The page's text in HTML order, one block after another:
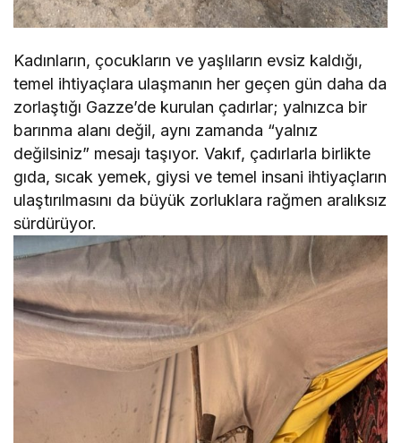
Kadınların, çocukların ve yaşlıların evsiz kaldığı,
temel ihtiyaçlara ulaşmanın her geçen gün daha da
zorlaştığı Gazze’de kurulan çadırlar; yalnızca bir
barınma alanı değil, aynı zamanda “yalnız
değilsiniz” mesajı taşıyor. Vakıf, çadırlarla birlikte
gıda, sıcak yemek, giysi ve temel insani ihtiyaçların
ulaştırılmasını da büyük zorluklara rağmen aralıksız
sürdürüyor.